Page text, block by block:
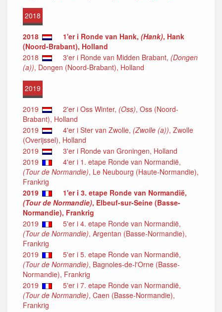
2018
2018 1'er i Ronde van Hank, (Hank), Hank
(Noord-Brabant), Holland
2018
3'er i Ronde van Midden Brabant, (Dongen
(a)), Dongen (Noord-Brabant), Holland
2019
2019 2'er i Oss Winter, (Oss), Oss (Noord-
Brabant), Holland
2019
4'er i Ster van Zwolle, (Zwolle (a)), Zwolle
(Overijssel), Holland
2019
3'er i Ronde van Groningen, Holland
2019
4'er i 1. etape Ronde van Normandië,
(Tour de Normandie), Le Neubourg (Haute-Normandie),
Frankrig
2019
1'er i 3. etape Ronde van Normandië,
(Tour de Normandie), Elbeuf-sur-Seine (Basse-
Normandie), Frankrig
2019
5'er i 4. etape Ronde van Normandië,
(Tour de Normandie), Argentan (Basse-Normandie),
Frankrig
2019
5'er i 5. etape Ronde van Normandië,
(Tour de Normandie), Bagnoles-de-l'Orne (Basse-
Normandie), Frankrig
2019
5'er i 7. etape Ronde van Normandië,
(Tour de Normandie), Caen (Basse-Normandie),
Frankrig